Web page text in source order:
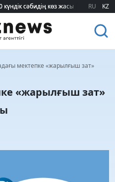
сәбидің көз жасы:
сәбидің көз жасы: RU KZ
мектепке «жарылғыш зат»
«жарылғыш зат»